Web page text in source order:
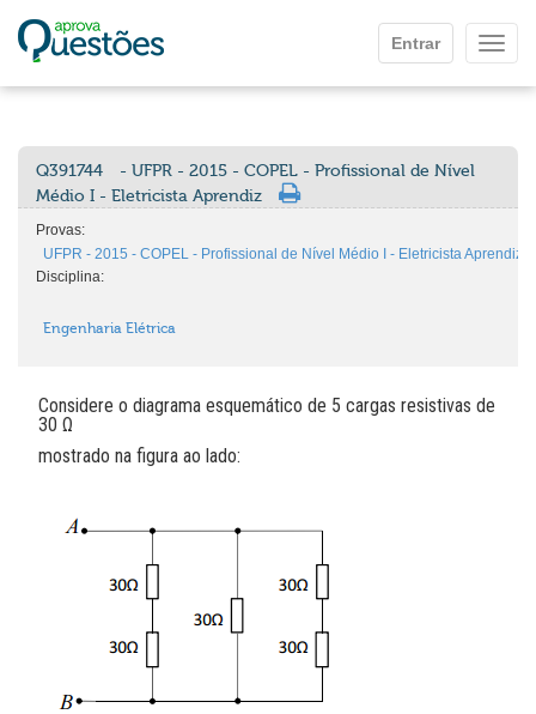
Entrar
Q391744
- UFPR - 2015 - COPEL - Profissional de Nível
Médio I - Eletricista Aprendiz
Provas:
UFPR - 2015 - COPEL - Profissional de Nível Médio I - Eletricista Aprendiz
Disciplina:
Engenharia Elétrica
Considere o diagrama esquemático de 5 cargas resistivas de
30 Ω
mostrado na figura ao lado: